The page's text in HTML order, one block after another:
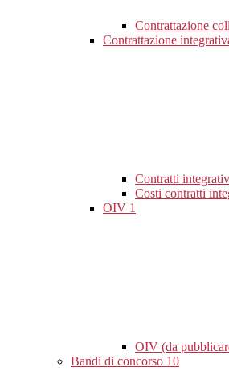
Contrattazione
Contrattazione
Contratti
Costi contratti
OIV 1
OIV (da
Bandi di concorso 10